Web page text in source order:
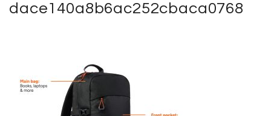
dace140a8b6ac252cbaca0768